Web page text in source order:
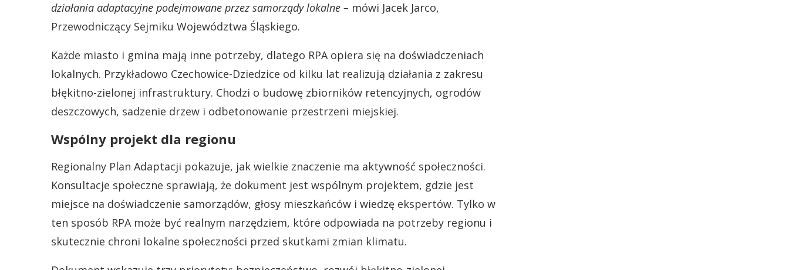
działania adaptacyjne podejmowane przez samorządy lokalne – mówi Jacek Jarco,
Przewodniczący Sejmiku Województwa Śląskiego.
Każde miasto i gmina mają inne potrzeby, dlatego RPA opiera się na doświadczeniach
lokalnych. Przykładowo Czechowice-Dziedzice od kilku lat realizują działania z zakresu
błękitno-zielonej infrastruktury. Chodzi o budowę zbiorników retencyjnych, ogrodów
deszczowych, sadzenie drzew i odbetonowanie przestrzeni miejskiej.
Wspólny projekt dla regionu
Regionalny Plan Adaptacji pokazuje, jak wielkie znaczenie ma aktywność społeczności.
Konsultacje społeczne sprawiają, że dokument jest wspólnym projektem, gdzie jest
miejsce na doświadczenie samorządów, głosy mieszkańców i wiedzę ekspertów. Tylko w
ten sposób RPA może być realnym narzędziem, które odpowiada na potrzeby regionu i
skutecznie chroni lokalne społeczności przed skutkami zmian klimatu.